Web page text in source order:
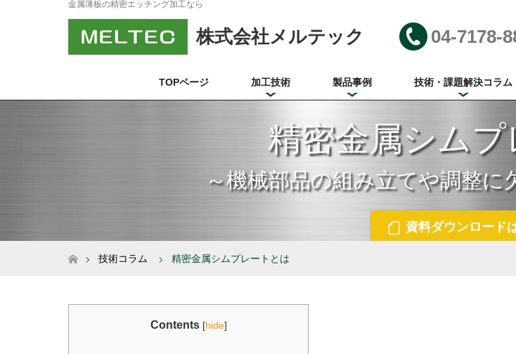
金属薄板の精密エッチング加工なら
株式会社メルテック 04-7178-
TOPページ 加工技術 製品事例 技術・課題解決コラム
精密金属シム
資料ダウンロード
ホーム
技術コラム 精密金属シムプレートとは
Contents [hide]